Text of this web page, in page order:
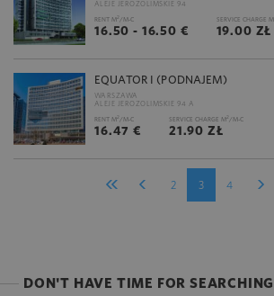
ALEJE JEROZOLIMSKIE 94
RENT M2 /M-C
16.50 - 16.50 €
SERVICE CHARGE M2
19.00 ZŁ
EQUATOR I (PODNAJEM)
WARSZAWA
ALEJE JEROZOLIMSKIE 94 A
RENT M2 /M-C
16.47 €
SERVICE CHARGE M2 /M-C
21.90 ZŁ
2 3 4
DON'T HAVE TIME FOR